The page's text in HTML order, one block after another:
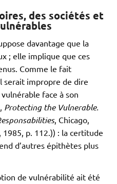
des sociétés et
davantage que la
; elle implique que ces
Comme le fait
serait impropre de dire
face à son
Protecting the Vulnerable.
, Chicago,
p. 112.)) : la certitude
d’autres épithètes plus
de vulnérabilité ait été